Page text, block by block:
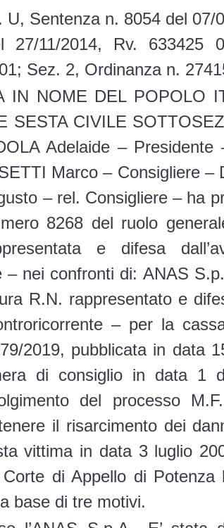
Sentenza n. 8054 del 07/
27/11/2014, Rv.
Sez. 2, Ordinanza n.
IN NOME DEL POPOLO
SESTA CIVILE
Adelaide –
Marco – Consigliere –
– rel. Consigliere – ha
8268 del ruolo
e difesa
nei confronti di: ANAS
R.N. rappresentato e
– per la
2019, pubblicata in data
di consiglio in data 1
del processo
il risarcimento dei
vittima in data 3 luglio
di Appello di
base di tre motivi.